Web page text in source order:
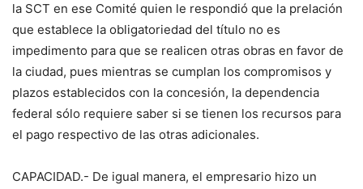
la SCT en ese Comité quien le respondió que la prelación
que establece la obligatoriedad del título no es
impedimento para que se realicen otras obras en favor de
la ciudad, pues mientras se cumplan los compromisos y
plazos establecidos con la concesión, la dependencia
federal sólo requiere saber si se tienen los recursos para
el pago respectivo de las otras adicionales.
CAPACIDAD.- De igual manera, el empresario hizo un